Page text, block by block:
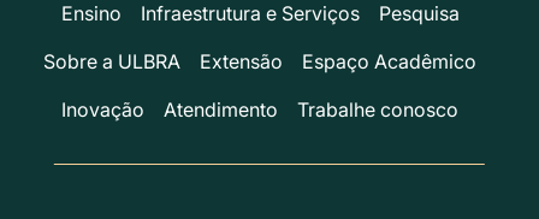
Ensino Infraestrutura e Serviços
Pesquisa
Sobre a ULBRA
Extensão
Espaço Acadêmico
Inovação
Atendimento Trabalhe conosco